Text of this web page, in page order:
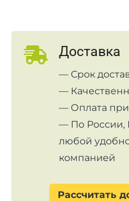
Доставка
— Срок
—
— Оплата при
— По России,
любой
компанией
Рассчитать